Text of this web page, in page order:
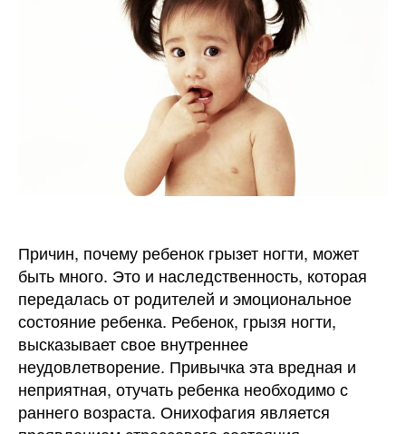
Причин, почему ребенок грызет ногти, может
быть много. Это и наследственность, которая
передалась от родителей и эмоциональное
состояние ребенка. Ребенок, грызя ногти,
высказывает свое внутреннее
неудовлетворение. Привычка эта вредная и
неприятная, отучать ребенка необходимо с
раннего возраста. Онихофагия является